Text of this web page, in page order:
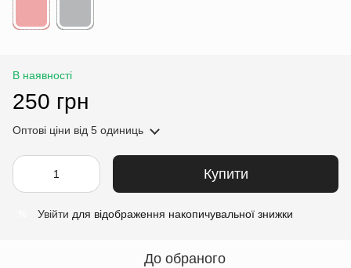
В наявності
250 грн
Оптові ціни від 5 одиниць
Купити
Увійти для відображення накопичувальної знижки
До обраного